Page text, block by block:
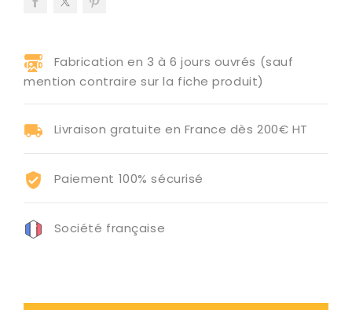
Fabrication en 3 à 6 jours ouvrés (sauf
mention contraire sur la fiche produit)
Livraison gratuite en France dès 200€ HT
Paiement 100% sécurisé
Société française